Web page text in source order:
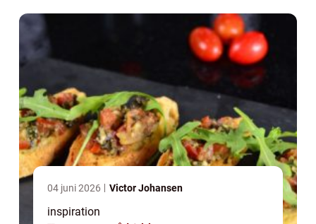
04 juni 2026 Victor Johansen
inspiration